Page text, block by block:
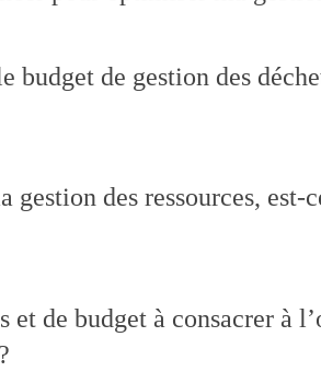
budget de gestion des
gestion des ressources,
et de budget à consacrer à